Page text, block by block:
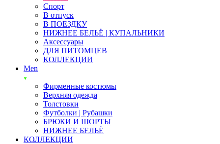
Спорт
В отпуск
В ПОЕЗДКУ
НИЖНЕЕ БЕЛЬЁ | КУПАЛЬНИКИ
Аксессуары
ДЛЯ ПИТОМЦЕВ
КОЛЛЕКЦИИ
Men
Фирменные костюмы
Верхняя одежда
Толстовки
Футболки | Рубашки
БРЮКИ И ШОРТЫ
НИЖНЕЕ БЕЛЬЁ
КОЛЛЕКЦИИ